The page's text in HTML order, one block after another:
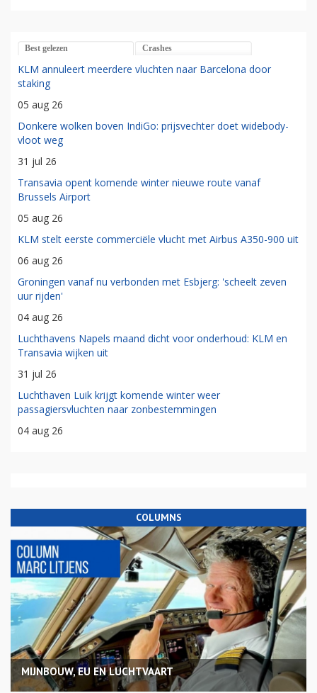
Best gelezen Crashes
KLM annuleert meerdere vluchten naar Barcelona door
staking
05 aug 26
Donkere wolken boven IndiGo: prijsvechter doet widebody-
vloot weg
31 jul 26
Transavia opent komende winter nieuwe route vanaf
Brussels Airport
05 aug 26
KLM stelt eerste commerciële vlucht met Airbus A350-900 uit
06 aug 26
Groningen vanaf nu verbonden met Esbjerg: 'scheelt zeven
uur rijden'
04 aug 26
Luchthavens Napels maand dicht voor onderhoud: KLM en
Transavia wijken uit
31 jul 26
Luchthaven Luik krijgt komende winter weer
passagiersvluchten naar zonbestemmingen
04 aug 26
COLUMNS
MIJNBOUW, EU EN LUCHTVAART